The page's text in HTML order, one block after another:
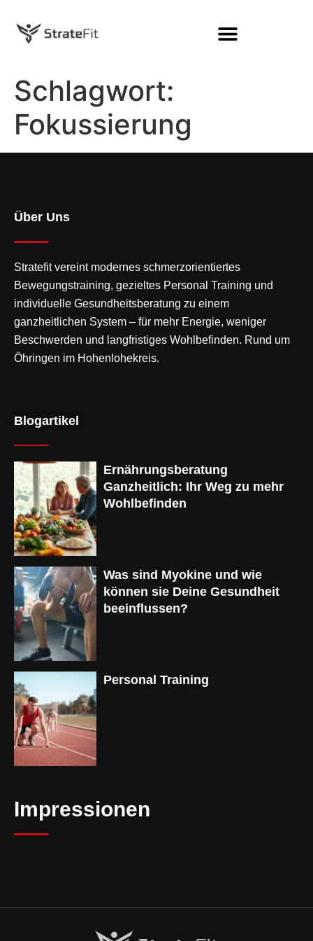
Schlagwort:
Fokussierung
Über Uns
Stratefit vereint modernes schmerzorientiertes
Bewegungstraining, gezieltes Personal Training und
individuelle Gesundheitsberatung zu einem
ganzheitlichen System – für mehr Energie, weniger
Beschwerden und langfristiges Wohlbefinden. Rund um
Öhringen im Hohenlohekreis.
Blogartikel
Ernährungsberatung
Ganzheitlich: Ihr Weg zu mehr
Wohlbefinden
Was sind Myokine und wie
können sie Deine Gesundheit
beeinflussen?
Personal Training
Impressionen